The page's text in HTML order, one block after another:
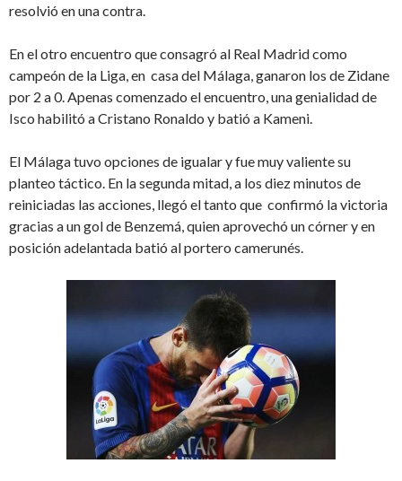
resolvió en una contra.
En el otro encuentro que consagró al Real Madrid como
campeón de la Liga, en casa del Málaga, ganaron los de Zidane
por 2 a 0. Apenas comenzado el encuentro, una genialidad de
Isco habilitó a Cristano Ronaldo y batió a Kameni.
El Málaga tuvo opciones de igualar y fue muy valiente su
planteo táctico. En la segunda mitad, a los diez minutos de
reiniciadas las acciones, llegó el tanto que confirmó la victoria
gracias a un gol de Benzemá, quien aprovechó un córner y en
posición adelantada batió al portero camerunés.